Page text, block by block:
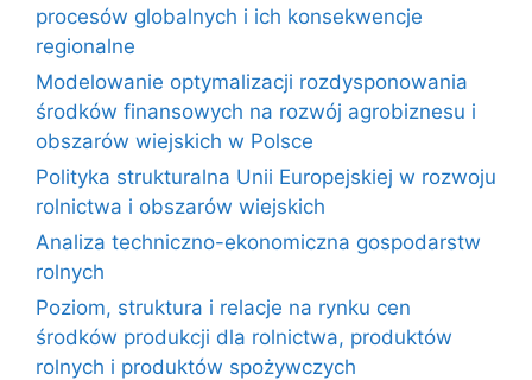
procesów globalnych i ich konsekwencje
regionalne
Modelowanie optymalizacji rozdysponowania
środków finansowych na rozwój agrobiznesu i
obszarów wiejskich w Polsce
Polityka strukturalna Unii Europejskiej w rozwoju
rolnictwa i obszarów wiejskich
Analiza techniczno-ekonomiczna gospodarstw
rolnych
Poziom, struktura i relacje na rynku cen
środków produkcji dla rolnictwa, produktów
rolnych i produktów spożywczych